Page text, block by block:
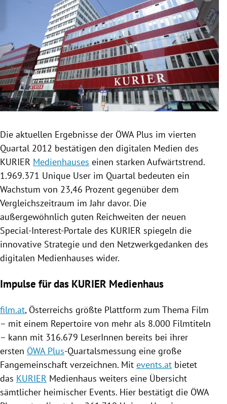
Untermenü
Untermenü
Untermenü
Untermenü
Untermenü
Die aktuellen Ergebnisse der ÖWA Plus im vierten
Quartal 2012 bestätigen den digitalen Medien des
KURIER Medienhauses einen starken Aufwärtstrend.
1.969.371 Unique User im Quartal bedeuten ein
Wachstum von 23,46 Prozent gegenüber dem
Vergleichszeitraum im Jahr davor. Die
außergewöhnlich guten Reichweiten der neuen
Special-Interest-Portale des KURIER spiegeln die
innovative Strategie und den Netzwerkgedanken des
digitalen Medienhauses wider.
Impulse für das KURIER Medienhaus
film.at, Österreichs größte Plattform zum Thema Film
– mit einem Repertoire von mehr als 8.000 Filmtiteln
– kann mit 316.679 LeserInnen bereits bei ihrer
ersten ÖWA Plus-Quartalsmessung eine große
Fangemeinschaft verzeichnen. Mit events.at bietet
das KURIER Medienhaus weiters eine Übersicht
sämtlicher heimischer Events. Hier bestätigt die ÖWA